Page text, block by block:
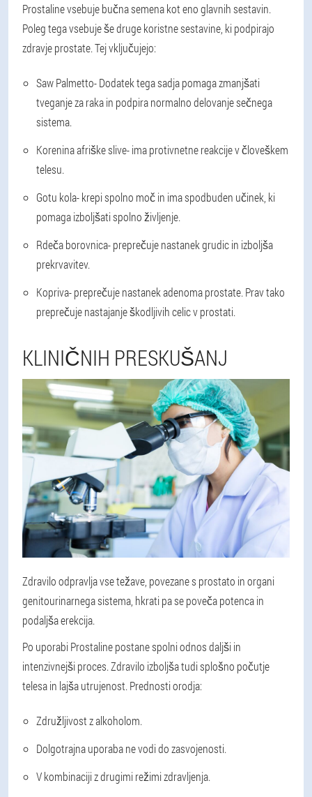
Prostaline vsebuje bučna semena kot eno glavnih sestavin.
Poleg tega vsebuje še druge koristne sestavine, ki podpirajo
zdravje prostate. Tej vključujejo:
Saw Palmetto- Dodatek tega sadja pomaga zmanjšati
tveganje za raka in podpira normalno delovanje sečnega
sistema.
Korenina afriške slive- ima protivnetne reakcije v človeškem
telesu.
Gotu kola- krepi spolno moč in ima spodbuden učinek, ki
pomaga izboljšati spolno življenje.
Rdeča borovnica- preprečuje nastanek grudic in izboljša
prekrvavitev.
Kopriva- preprečuje nastanek adenoma prostate. Prav tako
preprečuje nastajanje škodljivih celic v prostati.
KLINIČNIH PRESKUŠANJ
Zdravilo odpravlja vse težave, povezane s prostato in organi
genitourinarnega sistema, hkrati pa se poveča potenca in
podaljša erekcija.
Po uporabi Prostaline postane spolni odnos daljši in
intenzivnejši proces. Zdravilo izboljša tudi splošno počutje
telesa in lajša utrujenost. Prednosti orodja:
Združljivost z alkoholom.
Dolgotrajna uporaba ne vodi do zasvojenosti.
V kombinaciji z drugimi režimi zdravljenja.